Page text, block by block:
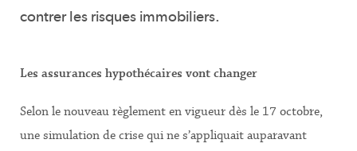
contrer les risques immobiliers.
Les assurances hypothécaires vont changer
Selon le nouveau règlement en vigueur dès le 17 octobre,
une simulation de crise qui ne s’appliquait auparavant